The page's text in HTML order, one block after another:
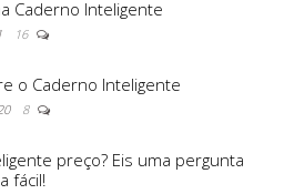
Caderno Inteligente
16
o Caderno Inteligente
8
preço? Eis uma pergunta
fácil!